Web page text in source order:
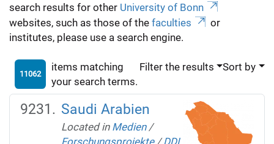
search results for other University of Bonn
websites, such as those of the faculties
or
institutes, please use a search engine.
11062
items matching
your search terms.
Filter the results Sort by
Saudi Arabien
Located in Medien /
Forschungsprojekte /DDI